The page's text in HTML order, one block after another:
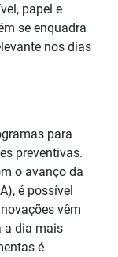
papel e
se enquadra
nos dias
para
preventivas.
o avanço da
é possível
vêm
a dia mais
é